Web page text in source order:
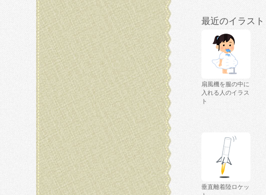
最近のイラスト
扇風機を服の中に
入れる人のイラス
ト
垂直離着陸ロケッ